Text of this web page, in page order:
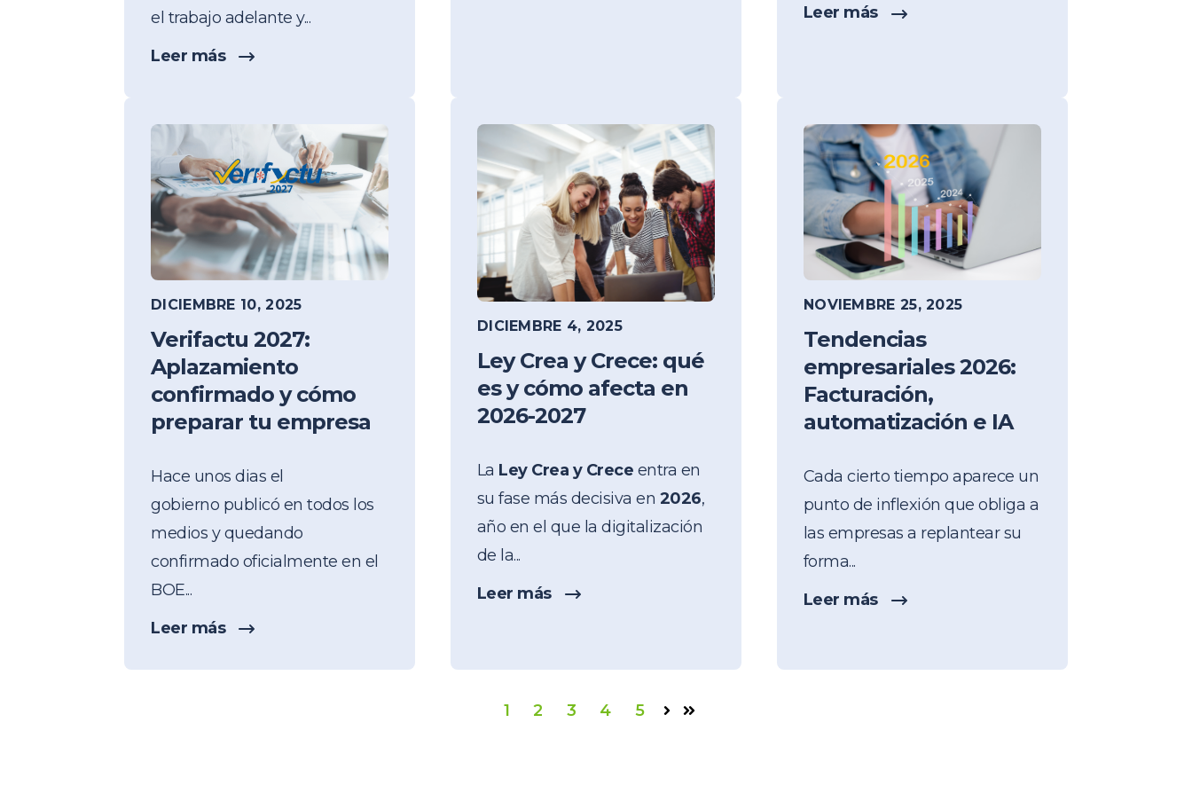
el trabajo adelante y...
Leer más
Leer más
DICIEMBRE 10, 2025
Verifactu 2027:
Aplazamiento
confirmado y cómo
preparar tu empresa
Hace unos dias el
gobierno publicó en todos los
medios yquedando
confirmado oficialmente en el
BOE...
Leer más
DICIEMBRE 4, 2025
Ley Crea y Crece: qué
es y cómo afecta en
2026-2027
La Ley Crea y Crece entra en
su fase más decisiva en 2026,
año en el que la digitalización
de la...
Leer más
NOVIEMBRE 25, 2025
Tendencias
empresariales 2026:
Facturación,
automatización e IA
Cada cierto tiempo aparece un
punto de inflexión que obliga a
las empresas a replantear su
forma...
Leer más
1 2 3 4 5